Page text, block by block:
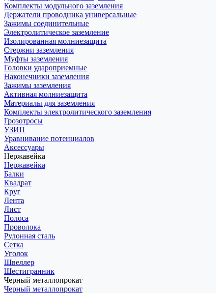
Комплекты модульного заземления
Держатели проводника универсальные
Зажимы соединительные
Электролитическое заземление
Изолированная молниезащита
Стержни заземления
Муфты заземления
Головки удароприемные
Наконечники заземления
Зажимы заземления
Активная молниезащита
Материалы для заземления
Комплекты электролитического заземления
Грозотросы
УЗИП
Уравнивание потенциалов
Аксессуары
Нержавейка
Нержавейка
Балки
Квадрат
Круг
Лента
Лист
Полоса
Проволока
Рулонная сталь
Сетка
Уголок
Швеллер
Шестигранник
Черный металлопрокат
Черный металлопрокат